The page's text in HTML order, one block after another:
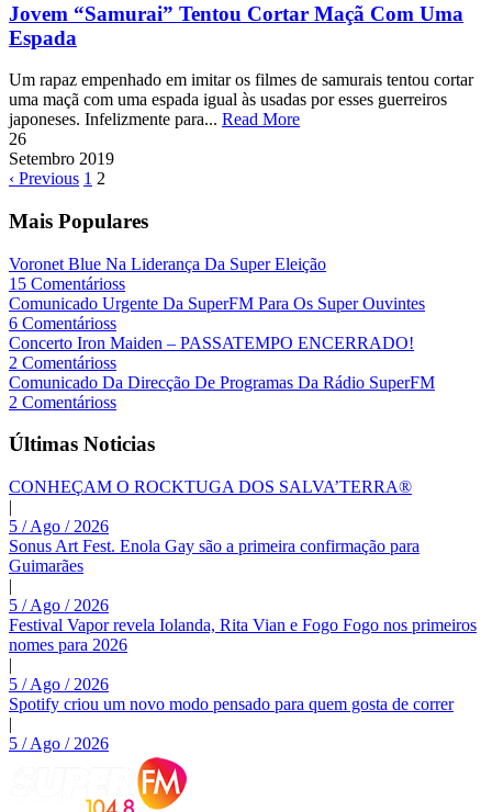
Jovem “Samurai” Tentou Cortar Maçã Com Uma
Espada
Um rapaz empenhado em imitar os filmes de samurais tentou cortar
uma maçã com uma espada igual às usadas por esses guerreiros
japoneses. Infelizmente para... Read More
26
Setembro 2019
‹ Previous 1 2
Mais Populares
Voronet Blue Na Liderança Da Super Eleição
15 Comentárioss
Comunicado Urgente Da SuperFM Para Os Super Ouvintes
6 Comentárioss
Concerto Iron Maiden – PASSATEMPO ENCERRADO!
2 Comentárioss
Comunicado Da Direcção De Programas Da Rádio SuperFM
2 Comentárioss
Últimas Noticias
CONHEÇAM O ROCKTUGA DOS SALVA’TERRA®
|
5 / Ago / 2026
Sonus Art Fest. Enola Gay são a primeira confirmação para
Guimarães
|
5 / Ago / 2026
Festival Vapor revela Iolanda, Rita Vian e Fogo Fogo nos primeiros
nomes para 2026
|
5 / Ago / 2026
Spotify criou um novo modo pensado para quem gosta de correr
|
5 / Ago / 2026